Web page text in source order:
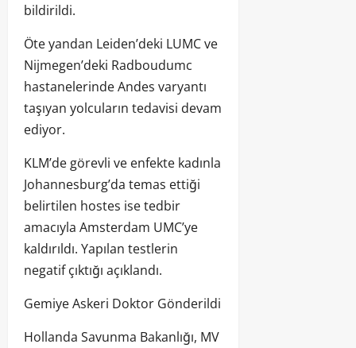
bildirildi.
Öte yandan Leiden’deki LUMC ve
Nijmegen’deki Radboudumc
hastanelerinde Andes varyantı
taşıyan yolcuların tedavisi devam
ediyor.
KLM’de görevli ve enfekte kadınla
Johannesburg’da temas ettiği
belirtilen hostes ise tedbir
amacıyla Amsterdam UMC’ye
kaldırıldı. Yapılan testlerin
negatif çıktığı açıklandı.
Gemiye Askeri Doktor Gönderildi
Hollanda Savunma Bakanlığı, MV